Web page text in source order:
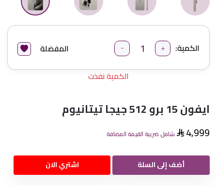
الكمية: - +
المفضلة
الكمية نفذت
ايفون 15 برو 512 جيجا تيتانيوم
4,999 شامل ضريبة القيمة المضافة
أضف إلى السلة اشتري الان